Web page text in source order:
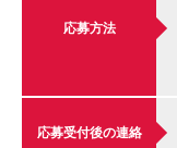
応募方法
応募受付後の連絡